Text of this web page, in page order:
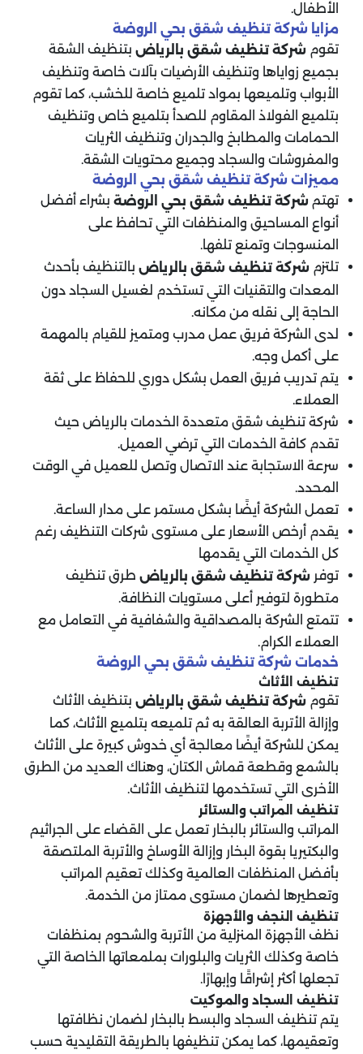
الأطفال.
مزايا شركة تنظيف شقق بحي الروضة
تقوم شركة تنظيف شقق بالرياض بتنظيف الشقة
بجميع زواياها وتنظيف الأرضيات بآلات خاصة وتنظيف
الأبواب وتلميعها بمواد تلميع خاصة للخشب، كما تقوم
بتلميع الفولاذ المقاوم للصدأ بتلميع خاص وتنظيف
الحمامات والمطابخ والجدران وتنظيف الثريات
والمفروشات والسجاد وجميع محتويات الشقة.
مميزات شركة تنظيف شقق بحي الروضة
تهتم شركة تنظيف شقق بحي الروضة بشراء أفضل
أنواع المساحيق والمنظفات التي تحافظ على
المنسوجات وتمنع تلفها.
تلتزم شركة تنظيف شقق بالرياض بالتنظيف بأحدث
المعدات والتقنيات التي تستخدم لغسيل السجاد دون
الحاجة إلى نقله من مكانه.
لدى الشركة فريق عمل مدرب ومتميز للقيام بالمهمة
على أكمل وجه.
يتم تدريب فريق العمل بشكل دوري للحفاظ على ثقة
العملاء.
شركة تنظيف شقق متعددة الخدمات بالرياض حيث
تقدم كافة الخدمات التي ترضي العميل.
سرعة الاستجابة عند الاتصال وتصل للعميل في الوقت
المحدد.
تعمل الشركة أيضًا بشكل مستمر على مدار الساعة.
يقدم أرخص الأسعار على مستوى شركات التنظيف رغم
كل الخدمات التي يقدمها
توفر شركة تنظيف شقق بالرياض طرق تنظيف
متطورة لتوفير أعلى مستويات النظافة.
تتمتع الشركة بالمصداقية والشفافية في التعامل مع
العملاء الكرام.
خدمات شركة تنظيف شقق بحي الروضة
تنظيف الأثاث
تقوم شركة تنظيف شقق بالرياض بتنظيف الأثاث
وإزالة الأتربة العالقة به ثم تلميعه بتلميع الأثاث، كما
يمكن للشركة أيضًا معالجة أي خدوش كبيرة على الأثاث
بالشمع وقطعة قماش الكتان، وهناك العديد من الطرق
الأخرى التي تستخدمها لتنظيف الأثاث.
تنظيف المراتب والستائر
المراتب والستائر بالبخار تعمل على القضاء على الجراثيم
والبكتيريا بقوة البخار وإزالة الأوساخ والأتربة الملتصقة
بأفضل المنظفات العالمية وكذلك تعقيم المراتب
وتعطيرها لضمان مستوى ممتاز من الخدمة.
تنظيف النجف والأجهزة
نظف الأجهزة المنزلية من الأتربة والشحوم بمنظفات
خاصة وكذلك الثريات والبلورات بملمعاتها الخاصة التي
تجعلها أكثر إشراقًا وإبهارًا.
تنظيف السجاد والموكيت
يتم تنظيف السجاد والبسط بالبخار لضمان نظافتها
وتعقيمها، كما يمكن تنظيفها بالطريقة التقليدية حسب